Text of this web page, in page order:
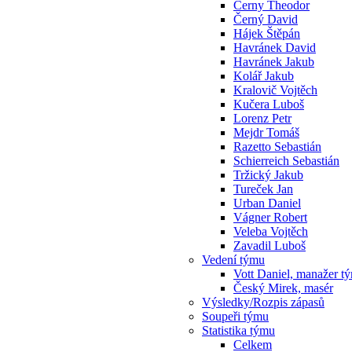
Cerny Theodor
Černý David
Hájek Štěpán
Havránek David
Havránek Jakub
Kolář Jakub
Kralovič Vojtěch
Kučera Luboš
Lorenz Petr
Mejdr Tomáš
Razetto Sebastián
Schierreich Sebastián
Tržický Jakub
Tureček Jan
Urban Daniel
Vágner Robert
Veleba Vojtěch
Zavadil Luboš
Vedení týmu
Vott Daniel, manažer
Český Mirek, masér
Výsledky/Rozpis zápasů
Soupeři týmu
Statistika týmu
Celkem